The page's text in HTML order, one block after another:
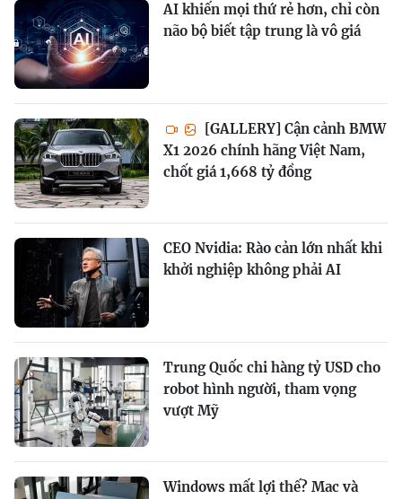
AI khiến mọi thứ rẻ hơn, chỉ còn
não bộ biết tập trung là vô giá
[GALLERY] Cận cảnh BMW
X1 2026 chính hãng Việt Nam,
chốt giá 1,668 tỷ đồng
CEO Nvidia: Rào cản lớn nhất khi
khởi nghiệp không phải AI
Trung Quốc chi hàng tỷ USD cho
robot hình người, tham vọng
vượt Mỹ
Windows mất lợi thế? Mac và